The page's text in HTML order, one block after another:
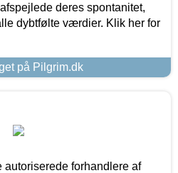
deres spontanitet,
dybtfølte værdier. Klik her for
på Pilgrim.dk
autoriserede forhandlere af